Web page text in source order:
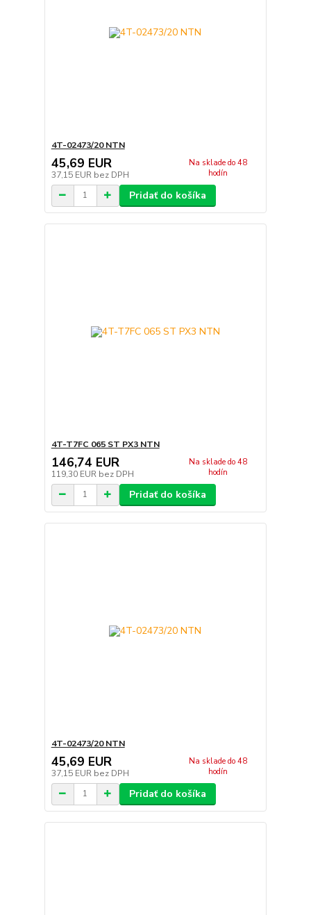
4T-02473/20 NTN
45,69 EUR
37,15 EUR bez DPH
Na sklade do 48
hodín
Pridať do košíka
4T-T7FC 065 ST PX3 NTN
146,74 EUR
119,30 EUR bez DPH
Na sklade do 48
hodín
Pridať do košíka
4T-02473/20 NTN
45,69 EUR
37,15 EUR bez DPH
Na sklade do 48
hodín
Pridať do košíka